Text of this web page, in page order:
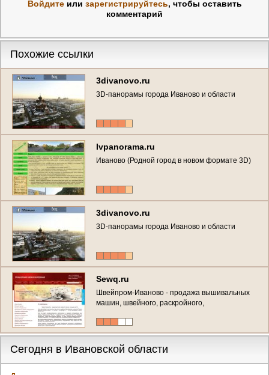
Войдитеили зарегистрируйтесь, чтобы оставить
комментарий
Похожие ссылки
3divanovo.ru
3D-панорамы города Иваново и области
Ivpanorama.ru
Иваново (Родной город в новом формате 3D)
3divanovo.ru
3D-панорамы города Иваново и области
Sewq.ru
Швейпром-Иваново - продажа вышивальных
машин, швейного, раскройного,
машины. (Россия, Ивановская область,
Иваново)
Сегодня в Ивановской области